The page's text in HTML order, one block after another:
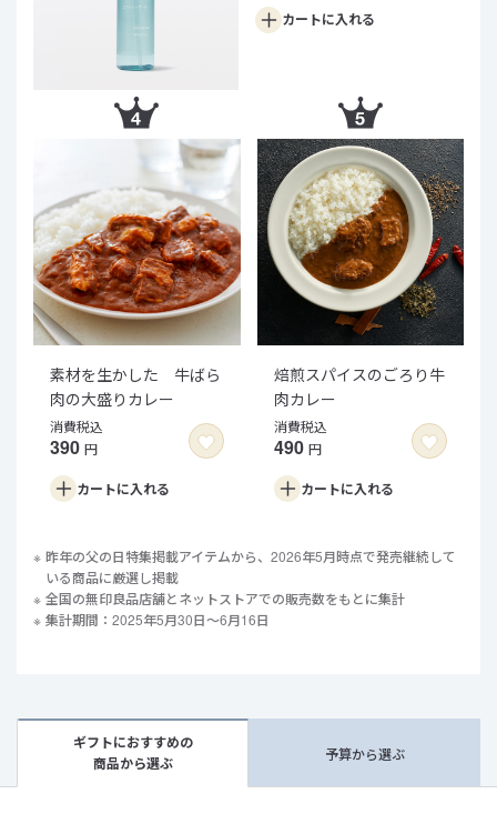
カートに入れる
素材を生かした 牛ばら
肉の大盛りカレー
消費税込
390 円
カートに入れる
焙煎スパイスのごろり牛
肉カレー
消費税込
490 円
カートに入れる
昨年の父の日特集掲載アイテムから、2026年5月時点で発売継続して
いる商品に厳選し掲載
全国の無印良品店舗とネットストアでの販売数をもとに集計
集計期間：2025年5月30日～6月16日
ギフトにおすすめの
商品から選ぶ
予算から選ぶ